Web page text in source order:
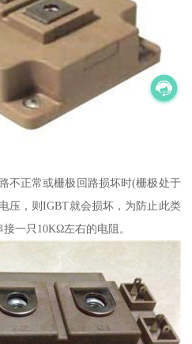
不正常或栅极回路损坏时(栅极处于
压，则IGBT就会损坏，为防止此类
一只10KΩ左右的电阻。